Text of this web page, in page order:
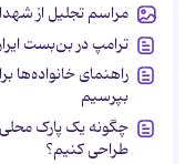
مراسم تجلیل از
ترامپ در بن‌بست
راهنمای
بپرسیم
چگونه یک پارک
طراحی کنیم؟